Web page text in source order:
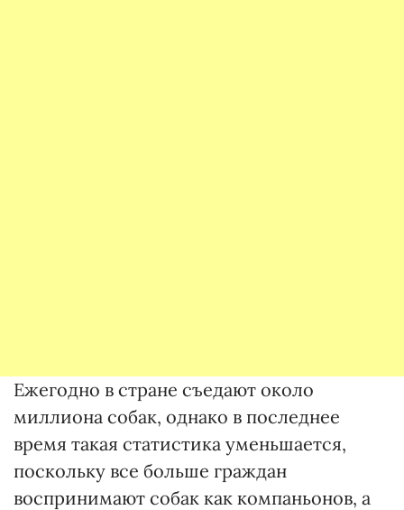
Ежегодно в стране съедают около
миллиона собак, однако в последнее
время такая статистика уменьшается,
поскольку все больше граждан
воспринимают собак как компаньонов, а